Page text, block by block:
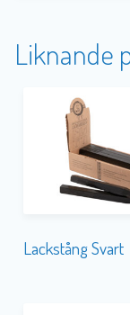
Liknande
Lackstång Svart